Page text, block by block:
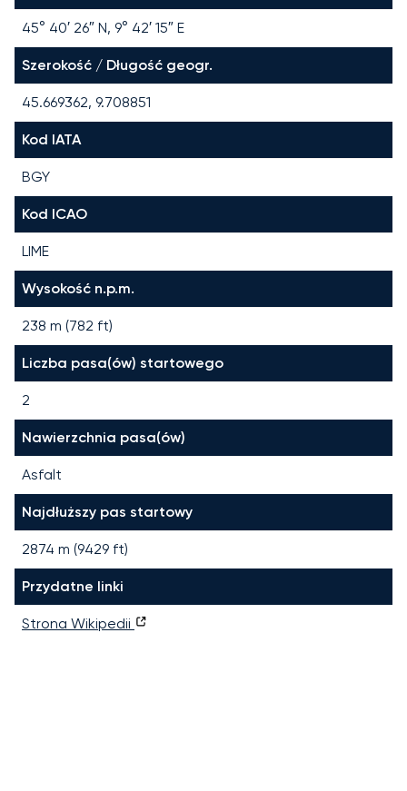
45° 40′ 26″ N, 9° 42′ 15″ E
Szerokość / Długość geogr.
45.669362, 9.708851
Kod IATA
BGY
Kod ICAO
LIME
Wysokość n.p.m.
238 m (782 ft)
Liczba pasa(ów) startowego
2
Nawierzchnia pasa(ów)
Asfalt
Najdłuższy pas startowy
2874 m (9429 ft)
Przydatne linki
Strona Wikipedii